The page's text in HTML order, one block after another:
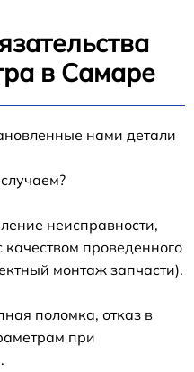
в Самаре
нами детали
неисправности,
проведенного
монтаж запчасти).
поломка, отказ в
при